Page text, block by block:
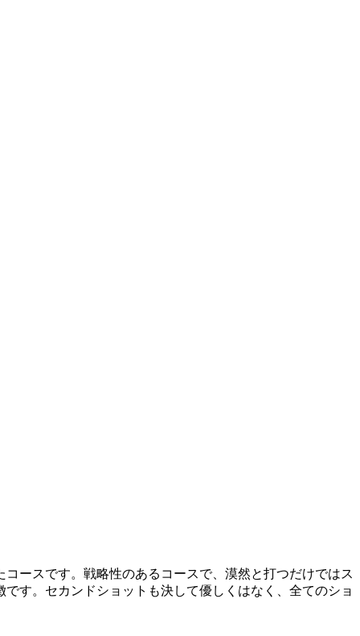
ースです。戦略性のあるコースで、漠然と打つだけではス
す。セカンドショットも決して優しくはなく、全てのショ